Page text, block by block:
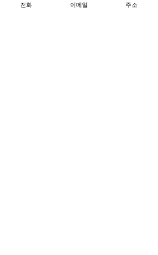
전화 이메일 주소